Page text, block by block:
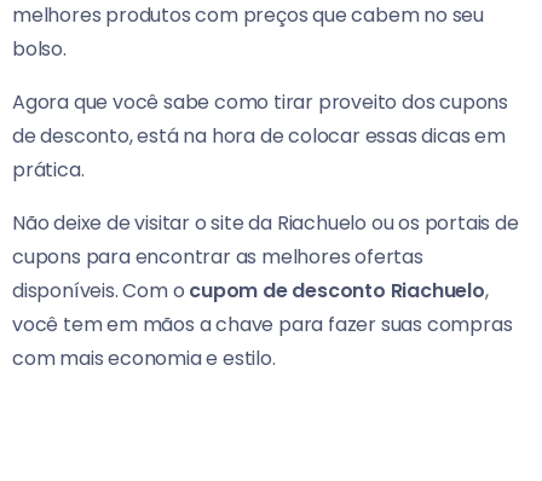
melhores produtos com preços que cabem no seu
bolso.
Agora que você sabe como tirar proveito dos cupons
de desconto, está na hora de colocar essas dicas em
prática.
Não deixe de visitar o site da Riachuelo ou os portais de
cupons para encontrar as melhores ofertas
disponíveis. Com o cupom de desconto Riachuelo,
você tem em mãos a chave para fazer suas compras
com mais economia e estilo.